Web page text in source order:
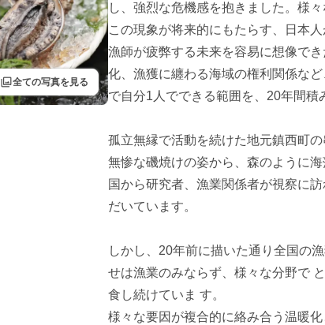
filter全ての写真を見る
し、強烈な危機感を抱きました。様
この現象が将来的にもたらす、日本
漁師が疲弊する未来を容易に想像で
化、漁獲に纏わる海域の権利関係な
で自分1人でできる範囲を、20年間積
孤立無縁で活動を続けた地元鎮西町
無惨な磯焼けの姿から、森のように
国から研究者、漁業関係者が視察に
だいています。
しかし、20年前に描いた通り全国の
せは漁業のみならず、様々な分野で
食し続けていま す。
様々な要因が複合的に絡み合う温暖